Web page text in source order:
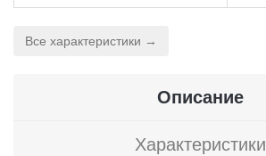
Все характеристики →
Описание
Характеристики